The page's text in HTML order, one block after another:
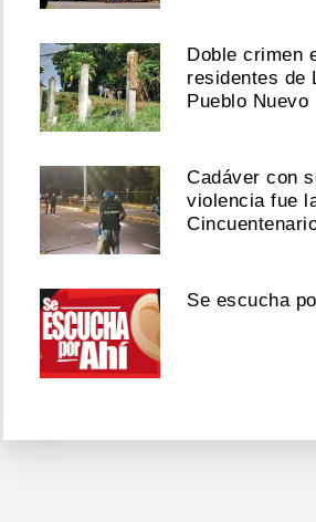
Doble crimen
residentes de
Pueblo Nuevo
Cadáver con
violencia fue
Se escucha